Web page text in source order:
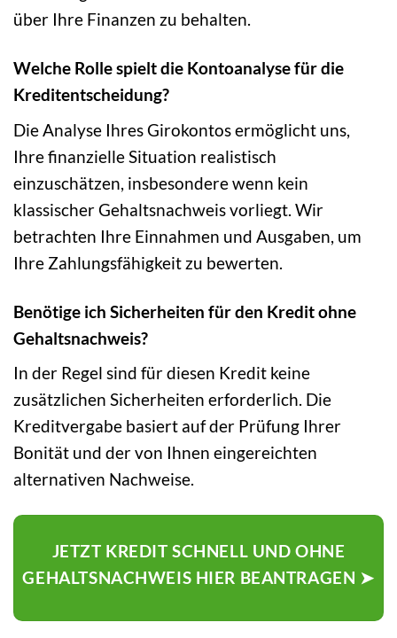
über Ihre Finanzen zu behalten.
Welche Rolle spielt die Kontoanalyse für die
Kreditentscheidung?
Die Analyse Ihres Girokontos ermöglicht uns,
Ihre finanzielle Situation realistisch
einzuschätzen, insbesondere wenn kein
klassischer Gehaltsnachweis vorliegt. Wir
betrachten Ihre Einnahmen und Ausgaben, um
Ihre Zahlungsfähigkeit zu bewerten.
Benötige ich Sicherheiten für den Kredit ohne
Gehaltsnachweis?
In der Regel sind für diesen Kredit keine
zusätzlichen Sicherheiten erforderlich. Die
Kreditvergabe basiert auf der Prüfung Ihrer
Bonität und der von Ihnen eingereichten
alternativen Nachweise.
JETZT KREDIT SCHNELL UND OHNE
GEHALTSNACHWEIS HIER BEANTRAGEN ➤